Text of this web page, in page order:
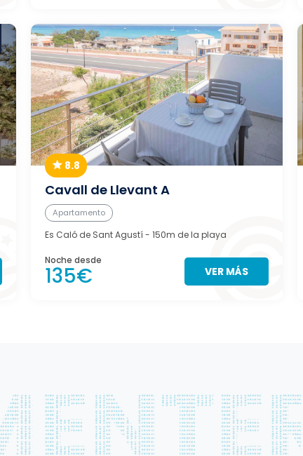
8.8
Cavall de Llevant A
Apartamento
Es Caló de Sant Agustí- 150m de la playa
Noche desde
135€ VER MÁS